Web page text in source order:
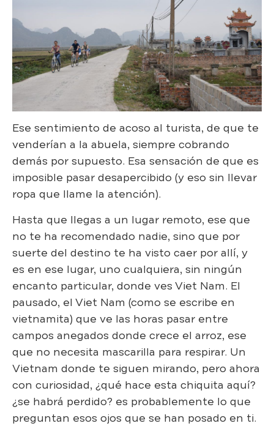
Ese sentimiento de acoso al turista, de que te
venderían a la abuela, siempre cobrando
demás por supuesto. Esa sensación de que es
imposible pasar desapercibido (y eso sin llevar
ropa que llame la atención).
Hasta que llegas a un lugar remoto, ese que
no te ha recomendado nadie, sino que por
suerte del destino te ha visto caer por allí, y
es en ese lugar, uno cualquiera, sin ningún
encanto particular, donde ves Viet Nam. El
pausado, el Viet Nam (como se escribe en
vietnamita) que ve las horas pasar entre
campos anegados donde crece el arroz, ese
que no necesita mascarilla para respirar. Un
Vietnam donde te siguen mirando, pero ahora
con curiosidad, ¿qué hace esta chiquita aquí?
¿se habrá perdido? es probablemente lo que
preguntan esos ojos que se han posado en ti.